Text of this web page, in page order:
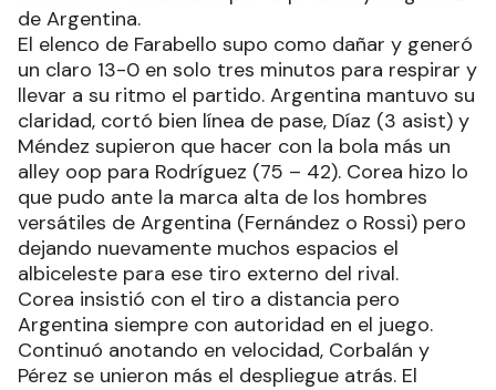
de Argentina.
El elenco de Farabello supo como dañar y generó
un claro 13-0 en solo tres minutos para respirar y
llevar a su ritmo el partido. Argentina mantuvo su
claridad, cortó bien línea de pase, Díaz (3 asist) y
Méndez supieron que hacer con la bola más un
alley oop para Rodríguez (75 – 42). Corea hizo lo
que pudo ante la marca alta de los hombres
versátiles de Argentina (Fernández o Rossi) pero
dejando nuevamente muchos espacios el
albiceleste para ese tiro externo del rival.
Corea insistió con el tiro a distancia pero
Argentina siempre con autoridad en el juego.
Continuó anotando en velocidad, Corbalán y
Pérez se unieron más el despliegue atrás. El